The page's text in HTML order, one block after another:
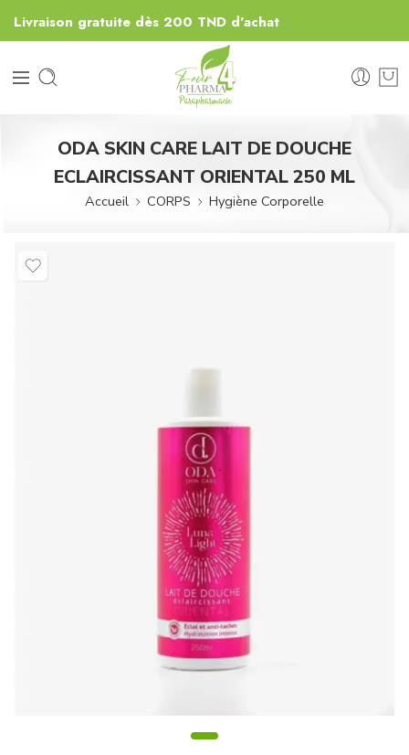
Livraison gratuite dès 200 TND d'achat
ODA SKIN CARE LAIT DE DOUCHE
ECLAIRCISSANT ORIENTAL 250 ML
Accueil CORPS Hygiène Corporelle